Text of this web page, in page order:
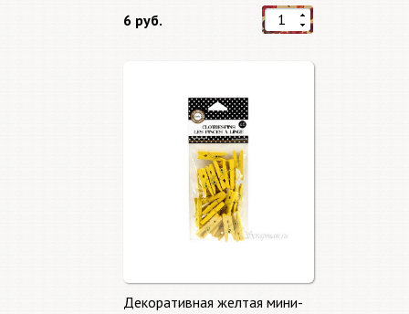
6 руб.
Декоративная желтая мини-